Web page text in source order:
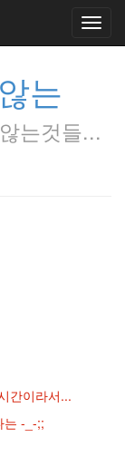
는
는것들...
간이라서...
는 -_-;;